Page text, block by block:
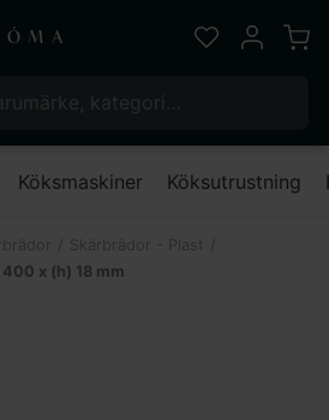
Favoriter
Mitt
Köksmaskiner Köksutrustning
x (h) 18 mm